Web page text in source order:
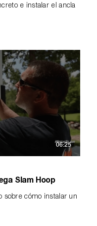
e instalar el ancla
06:25
Slam Hoop
sobre cómo instalar un